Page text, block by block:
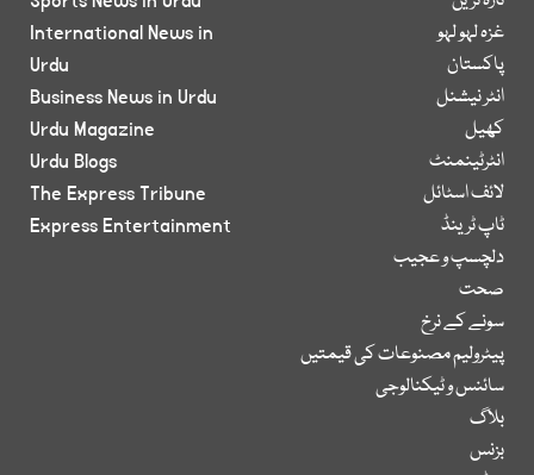
غزہ لہو لہو
پاکستان
انٹر نیشنل
کھیل
انٹرٹینمنٹ
لائف اسٹائل
ٹاپ ٹرینڈ
دلچسپ و عجیب
صحت
سونے کے نرخ
پیٹرولیم مصنوعات کی قیمتیں
سائنس و ٹیکنالوجی
بلاگ
بزنس
International News in
Urdu
Business News in Urdu
Urdu Magazine
Urdu Blogs
The Express Tribune
Express Entertainment